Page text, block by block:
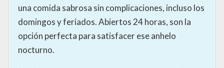
una comida sabrosa sin complicaciones, incluso los
domingos y feriados. Abiertos 24 horas, son la
opción perfecta para satisfacer ese anhelo
nocturno.